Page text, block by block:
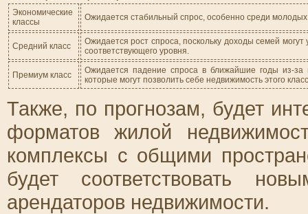
Экономические
классы
Ожидается стабильный спрос, особенно среди
Средний класс
Ожидается рост спроса, поскольку доходы семей
соответствующего уровня.
Премиум класс
Ожидается падение спроса в ближайшие годы из-за
которые могут позволить себе недвижимость этого
Также, по прогнозам, будет
форматов жилой
комплексы с общими
будет соответствовать
арендаторов недвижимости.